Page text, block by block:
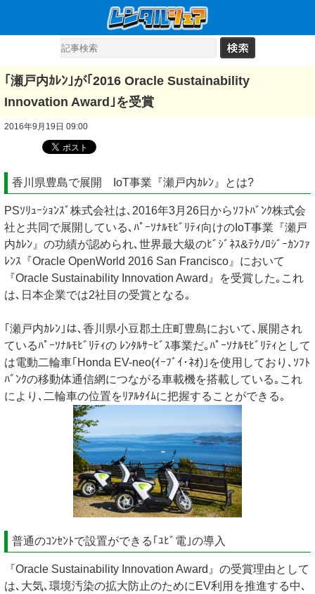
｢瀬戸内ｶﾚﾝ｣が｢2016 Oracle Sustainability
Innovation Award｣を受賞
2016年9月19日 09:00
香川県豊島で展開 IoT事業『瀬戸内ｶﾚﾝ』とは?
PSｿﾘｭｰｼｮﾝｽﾞ株式会社は､2016年3月26日からｿﾌﾄﾊﾞﾝｸ株式会
社と共同で展開している､ﾊﾟｰｿﾅﾙﾓﾋﾞﾘﾃｨ向けのIoT事業『瀬戸
内ｶﾚﾝ』の功績が認められ､世界最大級のﾋﾞｼﾞﾈｽ&ﾃｸﾉﾛｼﾞｰｶﾝﾌｧ
ﾚﾝｽ『Oracle OpenWorld 2016 San Francisco』において
『Oracle Sustainability Innovation Award』を受賞した｡これ
は､日本企業では2社目の受賞となる｡
｢瀬戸内ｶﾚﾝ｣は､香川県小豆郡土庄町豊島において､展開され
ているﾊﾟｰｿﾅﾙﾓﾋﾞﾘﾃｨの ﾚﾝﾀﾙｻｰﾋﾞｽ事業だ｡ﾊﾟｰｿﾅﾙﾓﾋﾞﾘﾃｨとして
は電動二輪車｢Honda EV-neo(ｲｰﾌﾞｲ･ﾈｵ)｣を使用しており､ｿﾌﾄ
ﾊﾞﾝｸの移動体通信網につながる車載機を搭載している｡これ
により､二輪車の位置をﾘｱﾙﾀｲﾑに把握することができる｡
普通のｺﾝｾﾝﾄで設置ができる｢ﾕﾋﾞ電｣の導入
『Oracle Sustainability Innovation Award』の受賞理由として
は､大気､環境汚染の拡大防止のためにEV利用を推進する中､